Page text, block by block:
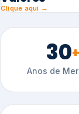
Clique aqui →
30+
Anos de